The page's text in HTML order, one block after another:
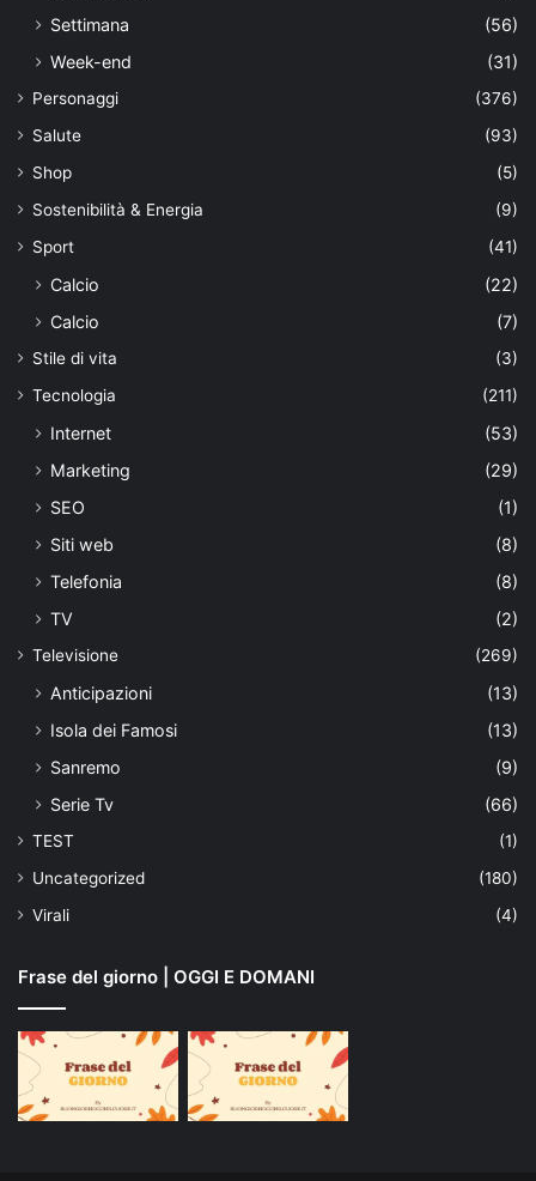
Settimana
(56)
Week-end
(31)
Personaggi
(376)
Salute
(93)
Shop
(5)
Sostenibilità & Energia
(9)
Sport
(41)
Calcio
(22)
Calcio
(7)
Stile di vita
(3)
Tecnologia
(211)
Internet
(53)
Marketing
(29)
SEO
(1)
Siti web
(8)
Telefonia
(8)
TV
(2)
Televisione (269)
Anticipazioni
(13)
Isola dei Famosi
(13)
Sanremo
(9)
Serie Tv
(66)
TEST
(1)
Uncategorized
(180)
Virali
(4)
Frase del giorno | OGGI E DOMANI